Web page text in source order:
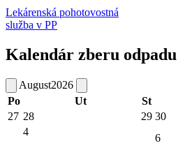
Lekárenská pohotovostná
služba v PP
Kalendár zberu odpadu
August2026
Po
Ut St
27 28 29 30
4
6